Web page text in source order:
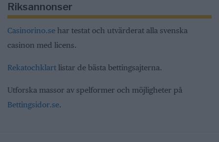
Riksannonser
Casinorino.se har testat och utvärderat alla svenska
casinon med licens.
Rekatochklart listar de bästa bettingsajterna.
Utforska massor av spelformer och möjligheter på
Bettingsidor.se.